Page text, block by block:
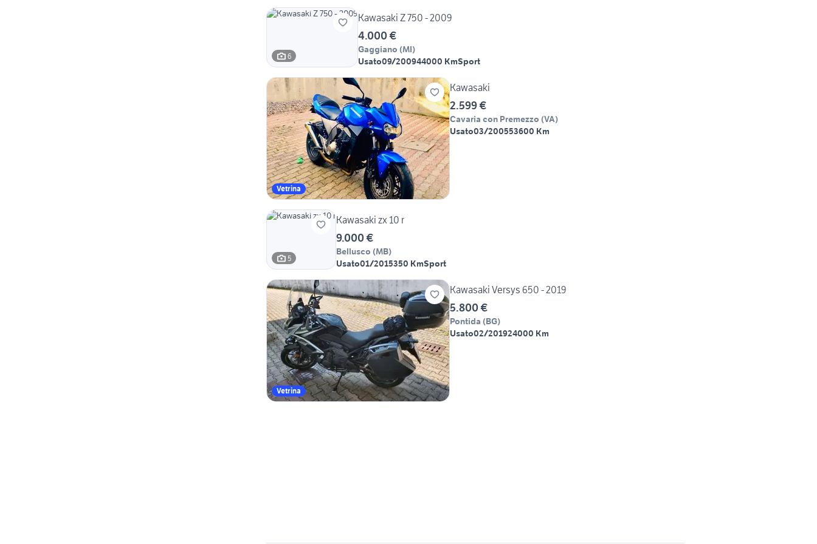
6
Kawasaki Z 750 - 2009
4.000 €
Gaggiano (MI)
Usato09/200944000 KmSport
Vetrina
Kawasaki
2.599 €
Cavaria con Premezzo (VA)
Usato03/200553600 Km
5
Kawasaki zx 10 r
9.000 €
Bellusco (MB)
Usato01/2015350 KmSport
Vetrina
Kawasaki Versys 650 - 2019
5.800 €
Pontida (BG)
Usato02/201924000 Km